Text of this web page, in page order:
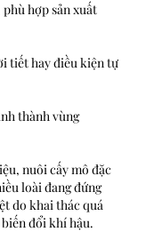
hợp sản xuất
tiết hay điều kiện tự
thành vùng
nuôi cấy mô đặc
loài đang đứng
do khai thác quá
đổi khí hậu.